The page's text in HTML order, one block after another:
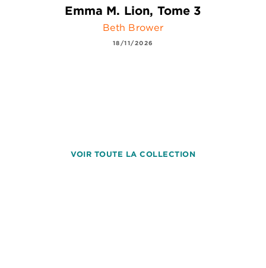
Emma M. Lion, Tome 3
Beth Brower
18/11/2026
VOIR TOUTE LA COLLECTION